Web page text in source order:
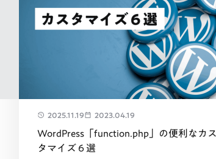
2025.11.19 2023.04.19
WordPress「function.php」の便利なカス
タマイズ６選